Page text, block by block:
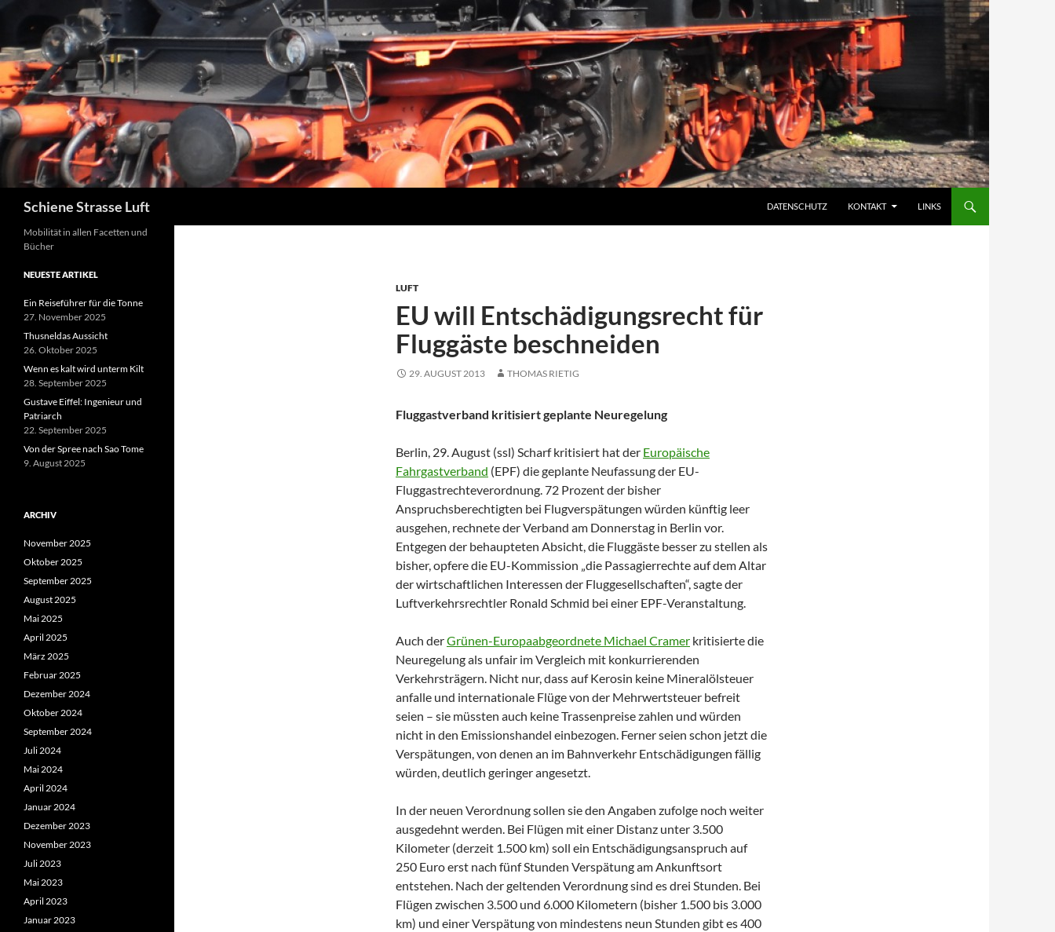
Zum
Inhalt
springen
Schiene Strasse Luft DATENSCHUTZ KONTAKT LINKS
LUFT
EU will Entschädigungsrecht für
Fluggäste beschneiden
29. AUGUST 2013 THOMAS RIETIG
Fluggastverband kritisiert geplante Neuregelung
Berlin, 29. August (ssl) Scharf kritisiert hat der Europäische
Fahrgastverband (EPF) die geplante Neufassung der EU-
Fluggastrechteverordnung. 72 Prozent der bisher
Anspruchsberechtigten bei Flugverspätungen würden künftig leer
ausgehen, rechnete der Verband am Donnerstag in Berlin vor.
Entgegen der behaupteten Absicht, die Fluggäste besser zu stellen als
bisher, opfere die EU-Kommission „die Passagierrechte auf dem Altar
der wirtschaftlichen Interessen der Fluggesellschaften“, sagte der
Luftverkehrsrechtler Ronald Schmid bei einer EPF-Veranstaltung.
Auch derGrünen-Europaabgeordnete Michael Cramer kritisierte die
Neuregelung als unfair im Vergleich mit konkurrierenden
Verkehrsträgern. Nicht nur, dass auf Kerosin keine Mineralölsteuer
anfalle und internationale Flüge von der Mehrwertsteuer befreit
seien – sie müssten auch keine Trassenpreise zahlen und würden
nicht in den Emissionshandel einbezogen. Ferner seien schon jetzt die
Verspätungen, von denen an im Bahnverkehr Entschädigungen fällig
würden, deutlich geringer angesetzt.
In der neuen Verordnung sollen sie den Angaben zufolge noch weiter
ausgedehnt werden. Bei Flügen mit einer Distanz unter 3.500
Kilometer (derzeit 1.500 km) soll ein Entschädigungsanspruch auf
250 Euro erst nach fünf Stunden Verspätung am Ankunftsort
entstehen. Nach der geltenden Verordnung sind es drei Stunden. Bei
Flügen zwischen 3.500 und 6.000 Kilometern (bisher 1.500 bis 3.000
km) und einer Verspätung von mindestens neun Stunden gibt es 400
Mobilität in allen Facetten und
Bücher
NEUESTE ARTIKEL
Ein Reiseführer für die Tonne
27. November 2025
Thusneldas Aussicht
26. Oktober 2025
Wenn es kalt wird unterm Kilt
28. September 2025
Gustave Eiffel: Ingenieur und
Patriarch
22. September 2025
Von der Spree nach Sao Tome
9. August 2025
ARCHIV
November 2025
Oktober 2025
September 2025
August 2025
Mai 2025
April 2025
März 2025
Februar 2025
Dezember 2024
Oktober 2024
September 2024
Juli 2024
Mai 2024
April 2024
Januar 2024
Dezember 2023
November 2023
Juli 2023
Mai 2023
April 2023
Januar 2023